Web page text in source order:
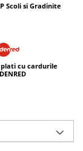
Scoli si Gradinite
cu cardurile